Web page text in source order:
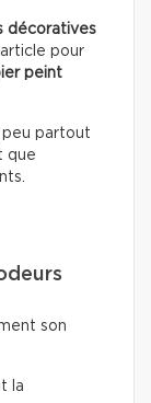
décoratives
pour
peint
peu partout
que
son
la